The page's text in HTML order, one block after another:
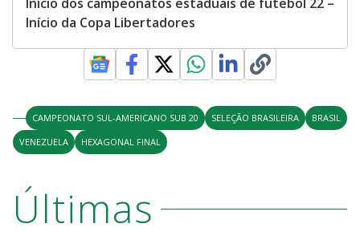
Início da Copa Libertadores
CAMPEONATO SUL-AMERICANO SUB 20 SELEÇÃO BRASILEIRA
BRASIL
VENEZUELA
HEXAGONAL FINAL
Últimas